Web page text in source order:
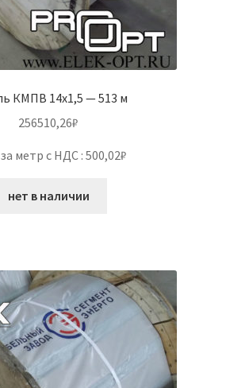
КМПВ 14х1,5 — 513 м
256510,26₽
метр с НДС : 500,02₽
нет в наличии